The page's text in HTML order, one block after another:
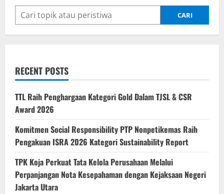
Tanjung
Perak,
Latih
Pekerja
Aman
dan
CARI
RECENT POSTS
TTL Raih Penghargaan Kategori Gold Dalam TJSL & CSR
Award 2026
Komitmen Social Responsibility PTP Nonpetikemas Raih
Pengakuan ISRA 2026 Kategori Sustainability Report
TPK Koja Perkuat Tata Kelola Perusahaan Melalui
Perpanjangan Nota Kesepahaman dengan Kejaksaan Negeri
Jakarta Utara